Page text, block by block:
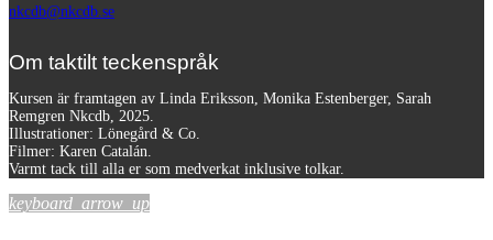
nkcdb@nkcdb.se
Om taktilt teckenspråk
Kursen är framtagen av Linda Eriksson, Monika Estenberger, Sarah
Remgren Nkcdb, 2025.
Illustrationer: Lönegård & Co.
Filmer: Karen Catalán.
Varmt tack till alla er som medverkat inklusive tolkar.
keyboard_arrow_up